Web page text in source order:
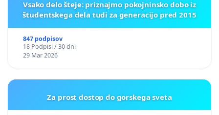
Vsako delo šteje: priznajmo pokojninsko dobo iz
študentskega dela tudi za generacijo pred 2015
847 podpisov
18 Podpisi / 30 dni
29 Mar 2026
Za prost dostop do gorskega sveta